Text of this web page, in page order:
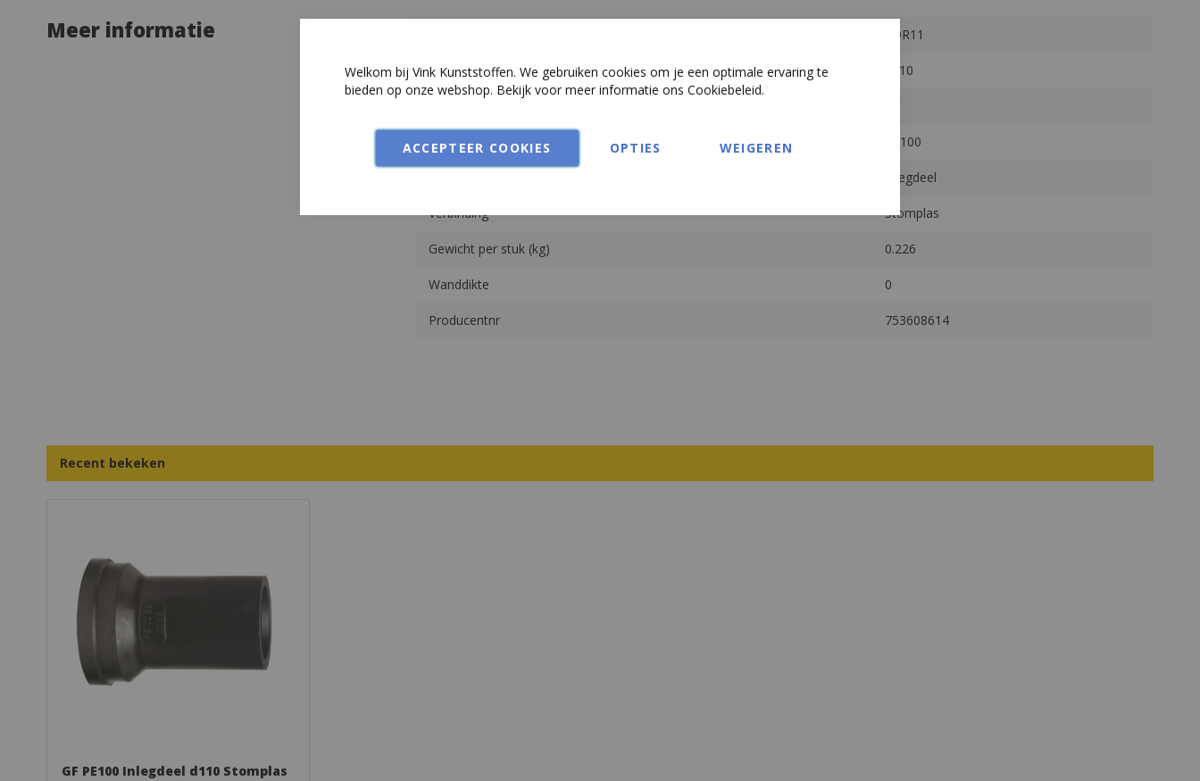
Welkom bij Vink Kunststoffen. We gebruiken cookies om je een optimale ervaring te
bieden op onze webshop. Bekijk voor meer informatie ons Cookiebeleid.
ACCEPTEER COOKIES OPTIES WEIGEREN
Meer informatie SDR11
Ø d110
GF
Materiaal PE100
Inlegdeel
Verbinding Stomplas
Gewicht per stuk (kg) 0.226
Wanddikte 0
Producentnr 753608614
Recent bekeken
GF PE100 Inlegdeel d110 Stomplas